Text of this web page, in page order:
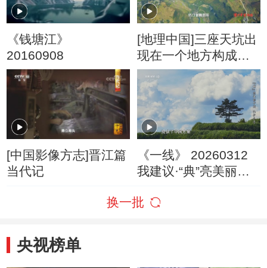
《钱塘江》
20160908
[地理中国]三座天坑出
现在一个地方构成一
幅奇妙的“面孔”
[中国影像方志]晋江篇
当代记
《一线》 20260312
我建议·“典”亮美丽中
换一批
央视榜单